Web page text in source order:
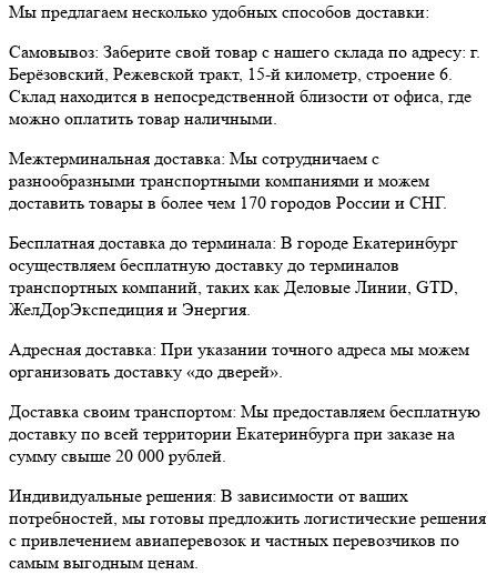
Мы предлагаем несколько удобных способов доставки:
Самовывоз: Заберите свой товар с нашего склада по адресу: г.
Берёзовский, Режевской тракт, 15-й километр, строение 6.
Склад находится в непосредственной близости от офиса, где
можно оплатить товар наличными.
Межтерминальная доставка: Мы сотрудничаем с
разнообразными транспортными компаниями и можем
доставить товары в более чем 170 городов России и СНГ.
Бесплатная доставка до терминала: В городе Екатеринбург
осуществляем бесплатную доставку до терминалов
транспортных компаний, таких как Деловые Линии, GTD,
ЖелДорЭкспедиция и Энергия.
Адресная доставка: При указании точного адреса мы можем
организовать доставку «до дверей».
Доставка своим транспортом: Мы предоставляем бесплатную
доставку по всей территории Екатеринбурга при заказе на
сумму свыше 20 000 рублей.
Индивидуальные решения: В зависимости от ваших
потребностей, мы готовы предложить логистические решения
с привлечением авиаперевозок и частных перевозчиков по
самым выгодным ценам.